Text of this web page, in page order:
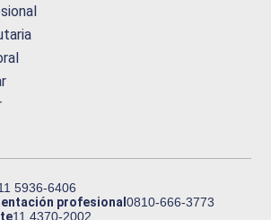
5936-6406
profesional0810-666-3773
11 4370-2002